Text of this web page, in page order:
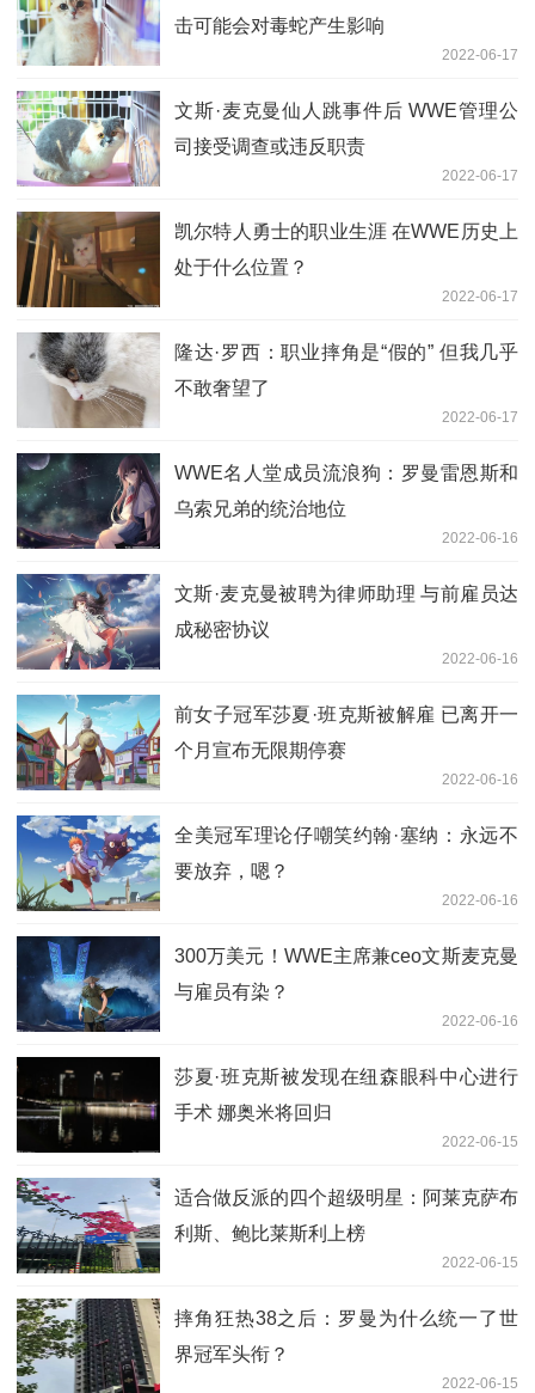
击可能会对毒蛇产生影响
2022-06-17
文斯·麦克曼仙人跳事件后 WWE管理公
司接受调查或违反职责
2022-06-17
凯尔特人勇士的职业生涯 在WWE历史上
处于什么位置？
2022-06-17
隆达·罗西：职业摔角是“假的” 但我几乎
不敢奢望了
2022-06-17
WWE名人堂成员流浪狗：罗曼雷恩斯和
乌索兄弟的统治地位
2022-06-16
文斯·麦克曼被聘为律师助理 与前雇员达
成秘密协议
2022-06-16
前女子冠军莎夏·班克斯被解雇 已离开一
个月宣布无限期停赛
2022-06-16
全美冠军理论仔嘲笑约翰·塞纳：永远不
要放弃，嗯？
2022-06-16
300万美元！WWE主席兼ceo文斯麦克曼
与雇员有染？
2022-06-16
莎夏·班克斯被发现在纽森眼科中心进行
手术 娜奥米将回归
2022-06-15
适合做反派的四个超级明星：阿莱克萨布
利斯、鲍比莱斯利上榜
2022-06-15
摔角狂热38之后：罗曼为什么统一了世
界冠军头衔？
2022-06-15